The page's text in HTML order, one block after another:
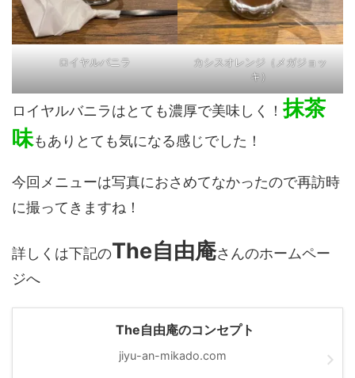
ロイヤルバニラ
カシスオレンジ（メガジョッ
キ）
ロイヤルバニラはとても濃厚で美味しく！抹茶
味もありとても気になる感じでした！
今回メニューは写真におさめてなかったので再訪時
に撮ってきますね！
詳しくは下記のThe自由庵さんのホームペー
ジへ
The自由庵のコンセプト
jiyu-an-mikado.com